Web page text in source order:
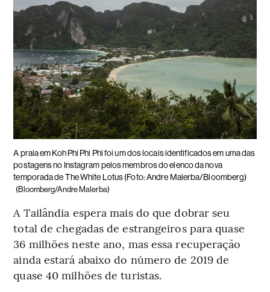
A praia em Koh Phi Phi Phi foi um dos locais identificados em uma das
postagens no Instagram pelos membros do elenco da nova
temporada de The White Lotus (Foto: Andre Malerba/Bloomberg)
(Bloomberg/Andre Malerba)
A Tailândia espera mais do que dobrar seu
total de chegadas de estrangeiros para quase
36 milhões neste ano, mas essa recuperação
ainda estará abaixo do número de 2019 de
quase 40 milhões de turistas.